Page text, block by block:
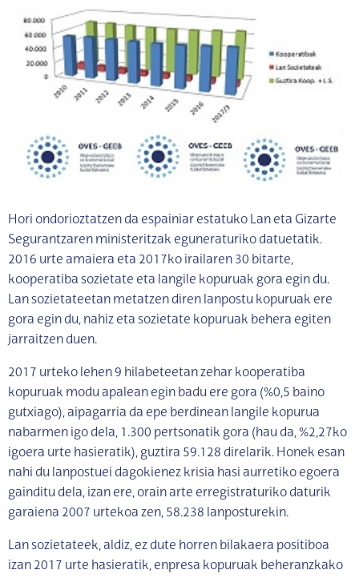
Hori ondorioztatzen da espainiar estatuko Lan eta Gizarte
Segurantzaren ministeritzak eguneraturiko datuetatik.
2016 urte amaiera eta 2017ko irailaren 30 bitarte,
kooperatiba sozietate eta langile kopuruak gora egin du.
Lan sozietateetan metatzen diren lanpostu kopuruak ere
gora egin du, nahiz eta sozietate kopuruak behera egiten
jarraitzen duen.
2017 urteko lehen 9 hilabeteetan zehar kooperatiba
kopuruak modu apalean egin badu ere gora (%0,5 baino
gutxiago), aipagarria da epe berdinean langile kopurua
nabarmen igo dela, 1.300 pertsonatik gora (hau da, %2,27ko
igoera urte hasieratik), guztira 59.128 direlarik. Honek esan
nahi du lanpostuei dagokienez krisia hasi aurretiko egoera
gainditu dela, izan ere, orain arte erregistraturiko daturik
garaiena 2007 urtekoa zen, 58.238 lanposturekin.
Lan sozietateek, aldiz, ez dute horren bilakaera positiboa
izan 2017 urte hasieratik, enpresa kopuruak beheranzkako